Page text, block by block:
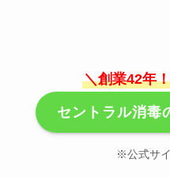
＼創業42年
セントラル消毒
※公式サ